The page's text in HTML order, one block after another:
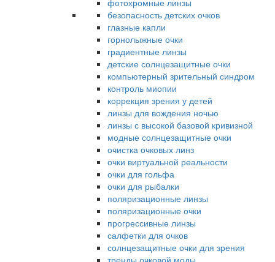
фотохромные линзы
безопасность детских очков
глазные капли
горнолыжные очки
градиентные линзы
детские солнцезащитные очки
компьютерный зрительный синдром
контроль миопии
коррекция зрения у детей
линзы для вождения ночью
линзы с высокой базовой кривизной
модные солнцезащитные очки
очистка очковых линз
очки виртуальной реальности
очки для гольфа
очки для рыбалки
поляризационные линзы
поляризационные очки
прогрессивные линзы
салфетки для очков
солнцезащитные очки для зрения